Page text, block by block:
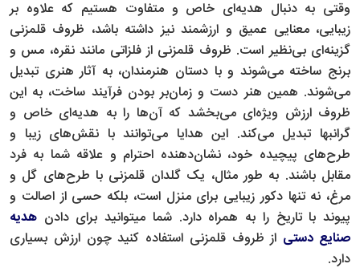
وقتی به دنبال هدیه‌ای خاص و متفاوت هستیم که علاوه بر
زیبایی، معنایی عمیق و ارزشمند نیز داشته باشد، ظروف قلمزنی
گزینه‌ای بی‌نظیر است. ظروف قلمزنی از فلزاتی مانند نقره، مس و
برنج ساخته می‌شوند و با دستان هنرمندان، به آثار هنری تبدیل
می‌شوند. همین هنر دست و زمان‌بر بودن فرآیند ساخت، به این
ظروف ارزش ویژه‌ای می‌بخشد که آن‌ها را به هدیه‌ای خاص و
گرانبها تبدیل می‌کند. این هدایا می‌توانند با نقش‌های زیبا و
طرح‌های پیچیده خود، نشان‌دهنده احترام و علاقه شما به فرد
مقابل باشند. به طور مثال، یک گلدان قلمزنی با طرح‌های گل و
مرغ، نه تنها دکور زیبایی برای منزل است، بلکه حسی از اصالت و
پیوند با تاریخ را به همراه دارد. شما میتوانید برای دادن هدیه
صنایع دستی از ظروف قلمزنی استفاده کنید چون ارزش بسیاری
دارد.